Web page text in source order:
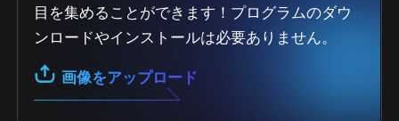
目を集めることができます！プログラムのダウ
ンロードやインストールは必要ありません。
画像をアップロード